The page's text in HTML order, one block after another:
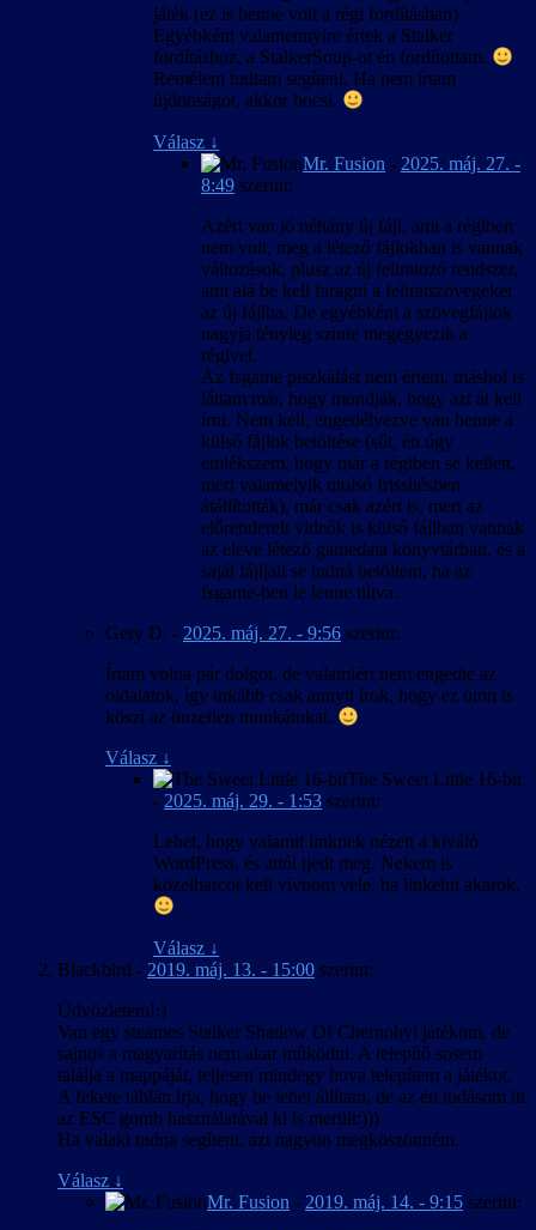
szövegkészlet csak úgy lesz egységes, ha új
játékot indítunk, és nem váltunk nyelvet
közben.
játék (ez is benne volt a régi fordításban).
Egyébként valamennyire értek a Stalker
fordításhoz, a StalkerSoup-ot én fordítottam.
Remélem tudtam segíteni. Ha nem írtam
újdonságot, akkor bocsi.
Válasz ↓
Mr. Fusion - 2025. máj. 27. -
8:49 szerint:
Azért van jó néhány új fájl, ami a régiben
nem volt, meg a létező fájlokban is vannak
változások, plusz az új feliratozó rendszer,
ami alá be kell faragni a feliratszövegeket
az új fájlba. De egyébként a szövegfájlok
nagyja tényleg szinte megegyezik a
régivel.
Az fsgame piszkálást nem értem, máshol is
láttam már, hogy mondják, hogy azt át kell
írni. Nem kell, engedélyezve van benne a
külső fájlok betöltése (sőt, én úgy
emlékszem, hogy már a régiben se kellett,
mert valamelyik utolsó frissítésben
átállították), már csak azért is, mert az
előrenderelt videók is külső fájlban vannak
az eleve létező gamedata könyvtárban, és a
saját fájljait se tudná betölteni, ha az
fsgame-ben le lenne tiltva.
Gery D. - 2025. máj. 27. - 9:56 szerint:
Írtam volna pár dolgot, de valamiért nem engedte az
oldalatok, így inkább csak annyit írok, hogy ez úton is
köszi az önzetlen munkátokat.
Válasz ↓
The Sweet Little 16-bit
- 2025. máj. 29. - 1:53 szerint:
Lehet, hogy valamit linknek nézett a kiváló
WordPress, és attól ijedt meg. Nekem is
közelharcot kell vívnom vele, ha linkelni akarok.
Válasz ↓
Blackbird - 2019. máj. 13. - 15:00 szerint:
Üdvözletem!:)
Van egy steames Stalker Shadow Of Chernobyl játékom, de
sajnos a magyarítás nem akar működni. A telepítő sosem
találja a mappáját, teljesen mindegy hova telepítem a játékot.
A fekete táblán írja, hogy be lehet állítani, de az én tudásom itt
az ESC gomb használatával ki is merült:)))
Ha valaki tudna segíteni, azt nagyon megköszönném.
Válasz ↓
Mr. Fusion - 2019. máj. 14. - 9:15 szerint: